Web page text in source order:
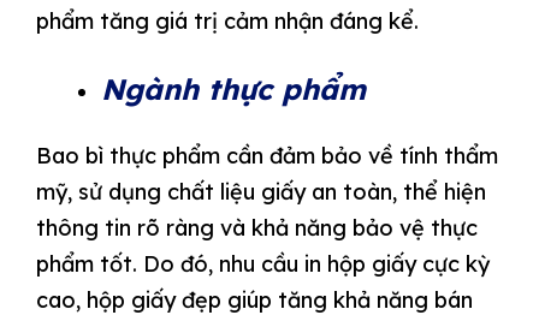
phẩm tăng giá trị cảm nhận đáng kể.
Ngành thực phẩm
Bao bì thực phẩm cần đảm bảo về tính thẩm
mỹ, sử dụng chất liệu giấy an toàn, thể hiện
thông tin rõ ràng và khả năng bảo vệ thực
phẩm tốt. Do đó, nhu cầu in hộp giấy cực kỳ
cao, hộp giấy đẹp giúp tăng khả năng bán